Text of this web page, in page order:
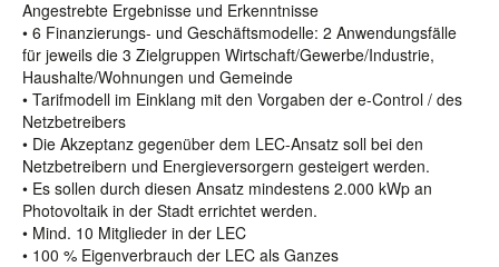
Angestrebte Ergebnisse und Erkenntnisse
• 6 Finanzierungs- und Geschäftsmodelle: 2 Anwendungsfälle
für jeweils die 3 Zielgruppen Wirtschaft/Gewerbe/Industrie,
Haushalte/Wohnungen und Gemeinde
• Tarifmodell im Einklang mit den Vorgaben der e-Control / des
Netzbetreibers
• Die Akzeptanz gegenüber dem LEC-Ansatz soll bei den
Netzbetreibern und Energieversorgern gesteigert werden.
• Es sollen durch diesen Ansatz mindestens 2.000 kWp an
Photovoltaik in der Stadt errichtet werden.
• Mind. 10 Mitglieder in der LEC
• 100 % Eigenverbrauch der LEC als Ganzes